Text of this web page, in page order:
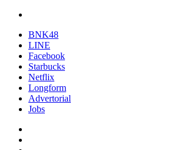
BNK48
LINE
Facebook
Starbucks
Netflix
Longform
Advertorial
Jobs